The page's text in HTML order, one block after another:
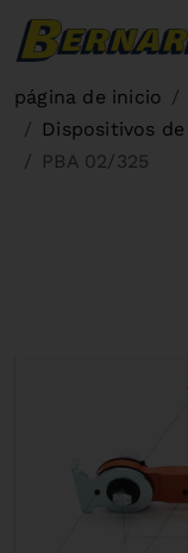
página de inicio
Dispositivos
PBA 02/325